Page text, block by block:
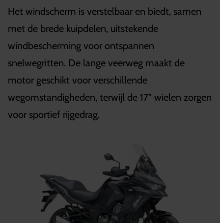
Het windscherm is verstelbaar en biedt, samen
met de brede kuipdelen, uitstekende
windbescherming voor ontspannen
snelwegritten. De lange veerweg maakt de
motor geschikt voor verschillende
wegomstandigheden, terwijl de 17” wielen zorgen
voor sportief rijgedrag.